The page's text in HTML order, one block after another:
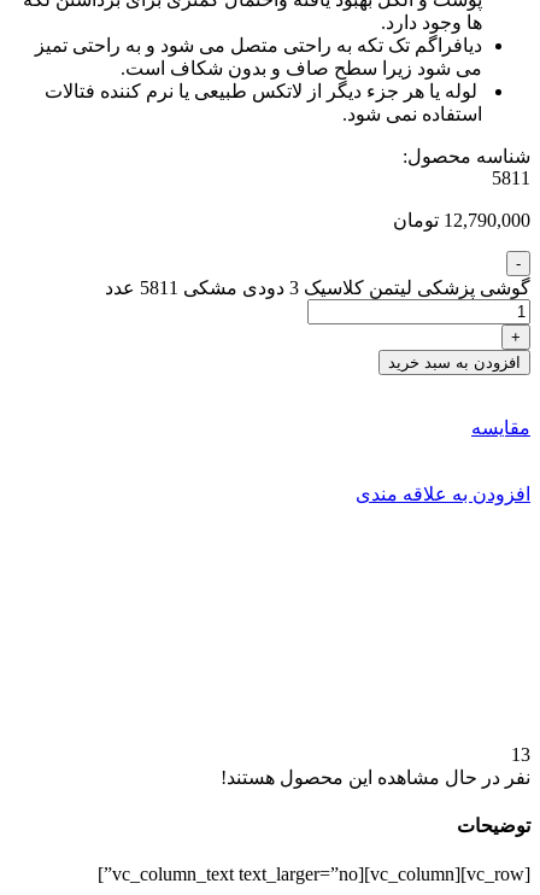
ها وجود دارد.
دیافراگم تک تکه به راحتی متصل می شود و به راحتی تمیز
می شود زیرا سطح صاف و بدون شکاف است.
لوله یا هر جزء دیگر از لاتکس طبیعی یا نرم کننده فتالات
استفاده نمی شود.
شناسه محصول:
5811
12,790,000 تومان
گوشی پزشکی لیتمن کلاسیک 3 دودی مشکی 5811 عدد
افزودن به سبد خرید
مقایسه
افزودن به علاقه مندی
13
نفر در حال مشاهده این محصول هستند!
توضیحات
[vc_row][vc_column][vc_column_text text_larger=”no”]